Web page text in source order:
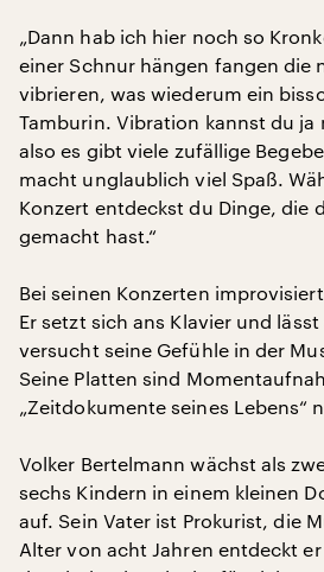
„Dann hab ich hier noch so
einer Schnur hängen fangen die
vibrieren, was wiederum ein
Tamburin. Vibration kannst du ja
also es gibt viele zufällige
macht unglaublich viel Spaß.
Konzert entdeckst du Dinge, die
gemacht hast.“
Bei seinen Konzerten
Er setzt sich ans Klavier und
versucht seine Gefühle in der
Seine Platten sind
„Zeitdokumente seines Lebens“
Volker Bertelmann wächst als
sechs Kindern in einem kleinen
auf. Sein Vater ist Prokurist, die
Alter von acht Jahren entdeckt